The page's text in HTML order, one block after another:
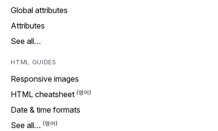
Global attributes
Attributes
See all…
HTML GUIDES
Responsive images
HTML cheatsheet
Date & time formats
See all…